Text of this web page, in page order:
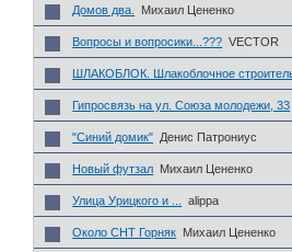
Домов два. Михаил Цененко
Вопросы и вопросики...??? VECTOR
ШЛАКОБЛОК. Шлакоблочное
Гипросвязь на ул. Союза молодежи, 33
"Синий домик" Денис Патрониус
Новый футзал Михаил Цененко
Улица Урицкого и ... alippa
Около СНТ Горняк Михаил Цененко